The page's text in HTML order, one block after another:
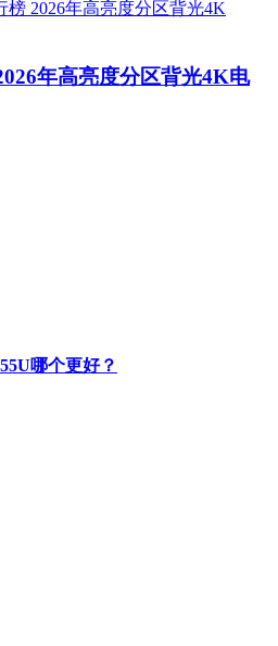
年高亮度分区背光4K电
哪个更好？